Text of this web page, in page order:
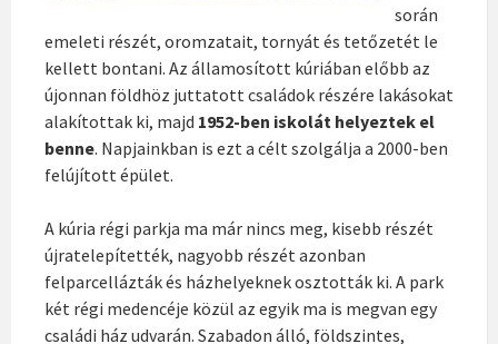
során
emeleti részét, oromzatait, tornyát és tetőzetét le
kellett bontani. Az államosított kúriában előbb az
újonnan földhöz juttatott családok részére lakásokat
alakítottak ki, majd 1952-ben iskolát helyeztek el
benne. Napjainkban is ezt a célt szolgálja a 2000-ben
felújított épület.
A kúria régi parkja ma már nincs meg, kisebb részét
újratelepítették, nagyobb részét azonban
felparcellázták és házhelyeknek osztották ki. A park
két régi medencéje közül az egyik ma is megvan egy
családi ház udvarán. Szabadon álló, földszintes,